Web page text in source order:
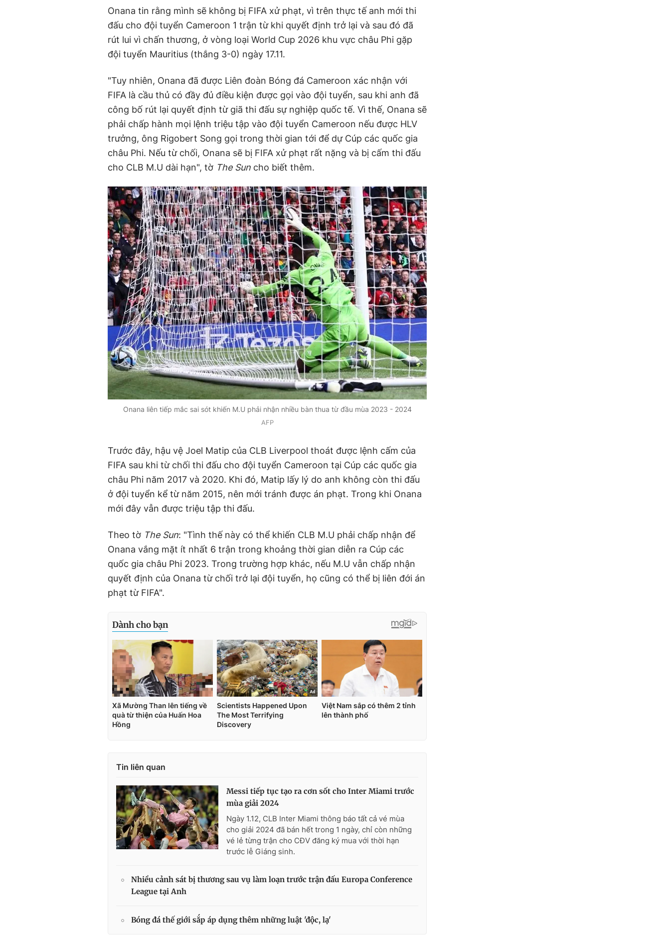
Onana tin rằng mình sẽ không bị FIFA xử phạt, vì trên thực tế anh mới thi
đấu cho đội tuyển Cameroon 1 trận từ khi quyết định trở lại và sau đó đã
rút lui vì chấn thương, ở vòng loại World Cup 2026 khu vực châu Phi gặp
đội tuyển Mauritius (thắng 3-0) ngày 17.11.
"Tuy nhiên, Onana đã được Liên đoàn Bóng đá Cameroon xác nhận với
FIFA là cầu thủ có đầy đủ điều kiện được gọi vào đội tuyển, sau khi anh đã
công bố rút lại quyết định từ giã thi đấu sự nghiệp quốc tế. Vì thế, Onana sẽ
phải chấp hành mọi lệnh triệu tập vào đội tuyển Cameroon nếu được HLV
trưởng, ông Rigobert Song gọi trong thời gian tới để dự Cúp các quốc gia
châu Phi. Nếu từ chối, Onana sẽ bị FIFA xử phạt rất nặng và bị cấm thi đấu
cho CLB M.U dài hạn", tờ The Sun cho biết thêm.
Onana liên tiếp mắc sai sót khiến M.U phải nhận nhiều bàn thua từ đầu mùa 2023 - 2024
AFP
Trước đây, hậu vệ Joel Matip của CLB Liverpool thoát được lệnh cấm của
FIFA sau khi từ chối thi đấu cho đội tuyển Cameroon tại Cúp các quốc gia
châu Phi năm 2017 và 2020. Khi đó, Matip lấy lý do anh không còn thi đấu
ở đội tuyển kể từ năm 2015, nên mới tránh được án phạt. Trong khi Onana
mới đây vẫn được triệu tập thi đấu.
Theo tờ The Sun: "Tình thế này có thể khiến CLB M.U phải chấp nhận để
Onana vắng mặt ít nhất 6 trận trong khoảng thời gian diễn ra Cúp các
quốc gia châu Phi 2023. Trong trường hợp khác, nếu M.U vẫn chấp nhận
quyết định của Onana từ chối trở lại đội tuyển, họ cũng có thể bị liên đới án
phạt từ FIFA".
Tin liên quan
Messi tiếp tục tạo ra cơn sốt cho Inter Miami trước
mùa giải 2024
Ngày 1.12, CLB Inter Miami thông báo tất cả vé mùa
cho giải 2024 đã bán hết trong 1 ngày, chỉ còn những
vé lẻ từng trận cho CĐV đăng ký mua với thời hạn
trước lễ Giáng sinh.
Nhiều cảnh sát bị thương sau vụ làm loạn trước trận đấu Europa Conference
League tại Anh
Bóng đá thế giới sắp áp dụng thêm những luật 'độc, lạ'